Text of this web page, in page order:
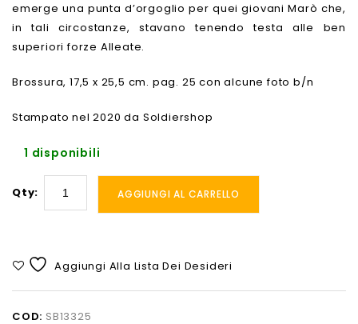
emerge una punta d’orgoglio per quei giovani Marò che,
in tali circostanze, stavano tenendo testa alle ben
superiori forze Alleate.
Brossura, 17,5 x 25,5 cm. pag. 25 con alcune foto b/n
Stampato nel 2020 da Soldiershop
1 disponibili
Qty: AGGIUNGI AL CARRELLO
Aggiungi Alla Lista Dei Desideri
COD: SB13325